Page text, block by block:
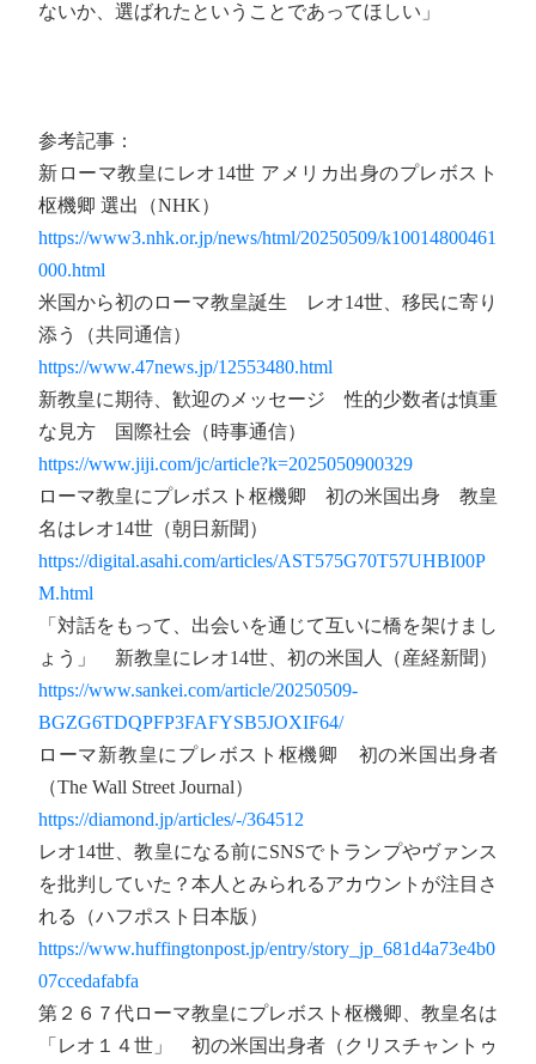
ないか、選ばれたということであってほしい」
参考記事：
新ローマ教皇にレオ14世 アメリカ出身のプレボスト
枢機卿 選出（NHK）
https://www3.nhk.or.jp/news/html/20250509/k10014800461
000.html
米国から初のローマ教皇誕生 レオ14世、移民に寄り
添う（共同通信）
https://www.47news.jp/12553480.html
新教皇に期待、歓迎のメッセージ 性的少数者は慎重
な見方 国際社会（時事通信）
https://www.jiji.com/jc/article?k=2025050900329
ローマ教皇にプレボスト枢機卿 初の米国出身 教皇
名はレオ14世（朝日新聞）
https://digital.asahi.com/articles/AST575G70T57UHBI00P
M.html
「対話をもって、出会いを通じて互いに橋を架けまし
ょう」 新教皇にレオ14世、初の米国人（産経新聞）
https://www.sankei.com/article/20250509-
BGZG6TDQPFP3FAFYSB5JOXIF64/
ローマ新教皇にプレボスト枢機卿 初の米国出身者
（The Wall Street Journal）
https://diamond.jp/articles/-/364512
レオ14世、教皇になる前にSNSでトランプやヴァンス
を批判していた？本人とみられるアカウントが注目さ
れる（ハフポスト日本版）
https://www.huffingtonpost.jp/entry/story_jp_681d4a73e4b0
07ccedafabfa
第２６７代ローマ教皇にプレボスト枢機卿、教皇名は
「レオ１４世」 初の米国出身者（クリスチャントゥ